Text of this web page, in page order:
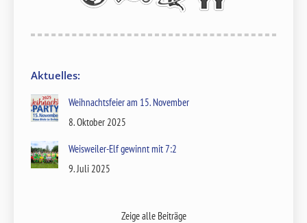
Aktuelles:
Weihnachtsfeier am 15. November
8. Oktober 2025
Weisweiler-Elf gewinnt mit 7:2
9. Juli 2025
Zeige alle Beiträge